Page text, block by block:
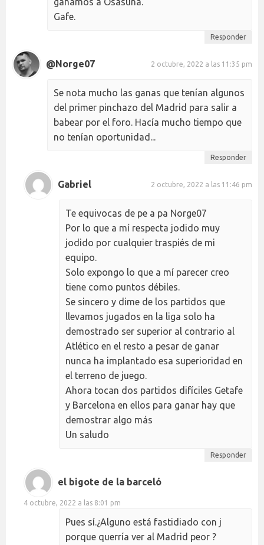
Gafe.
Responder
@Norge07 2 octubre, 2022 a las 11:35 pm
Se nota mucho las ganas que tenían algunos
del primer pinchazo del Madrid para salir a
babear por el foro. Hacía mucho tiempo que
no tenían oportunidad...
Responder
Gabriel 2 octubre, 2022 a las 11:46 pm
Te equivocas de pe a pa Norge07
Por lo que a mí respecta jodido muy
jodido por cualquier traspiés de mi
equipo.
Solo expongo lo que a mí parecer creo
tiene como puntos débiles.
Se sincero y dime de los partidos que
llevamos jugados en la liga solo ha
demostrado ser superior al contrario al
Atlético en el resto a pesar de ganar
nunca ha implantado esa superioridad en
el terreno de juego.
Ahora tocan dos partidos difíciles Getafe
y Barcelona en ellos para ganar hay que
demostrar algo más
Un saludo
Responder
el bigote de la barceló
4 octubre, 2022 a las 8:01 pm
Pues sí.¿Alguno está fastidiado con j
porque querría ver al Madrid peor ?